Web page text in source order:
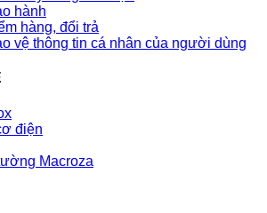
hành
hàng, đổi trả
vệ thông tin cá nhân của người dùng
điện
Macroza